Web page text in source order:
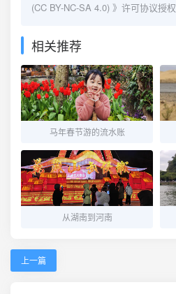
(CC BY-NC-SA 4.0) 》许可协议授权
相关推荐
马年春节游的流水账
从湖南到河南
上一篇